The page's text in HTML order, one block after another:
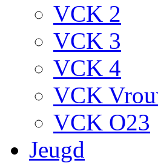
VCK 2
VCK 3
VCK 4
VCK
VCK O23
Jeugd